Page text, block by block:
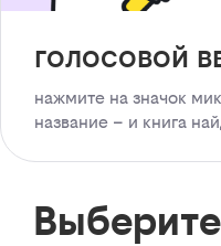
голосовой
нажмите на значок
название – и книга